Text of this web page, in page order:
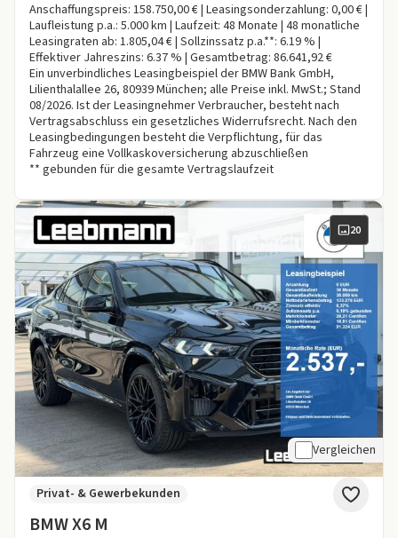
Anschaffungspreis: 158.750,00 € | Leasingsonderzahlung: 0,00 € |
Laufleistung p.a.: 5.000 km | Laufzeit: 48 Monate | 48 monatliche
Leasingraten ab: 1.805,04 € | Sollzinssatz p.a.**: 6.19 % |
Effektiver Jahreszins: 6.37 % | Gesamtbetrag: 86.641,92 €
Ein unverbindliches Leasingbeispiel der BMW Bank GmbH,
Lilienthalallee 26, 80939 München; alle Preise inkl. MwSt.; Stand
08/2026. Ist der Leasingnehmer Verbraucher, besteht nach
Vertragsabschluss ein gesetzliches Widerrufsrecht. Nach den
Leasingbedingungen besteht die Verpflichtung, für das
Fahrzeug eine Vollkaskoversicherung abzuschließen
** gebunden für die gesamte Vertragslaufzeit
20
Vergleichen
BMW X6 M
Privat- & Gewerbekunden